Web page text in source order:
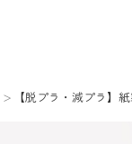
【脱プラ・減プラ】